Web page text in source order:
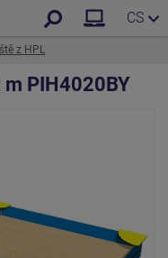
CS
z HPL
PIH4020BY